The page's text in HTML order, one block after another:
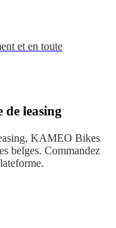
et en toute
leasing
KAMEO Bikes
belges. Commandez